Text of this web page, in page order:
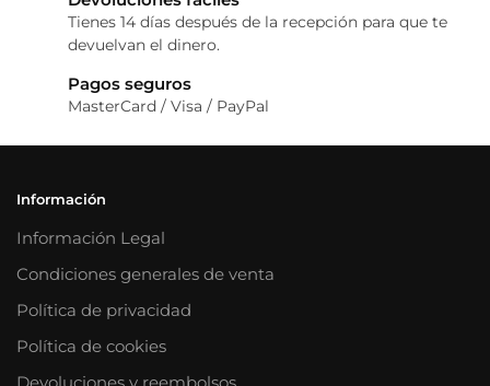
Tienes 14 días después de la recepción para que te
devuelvan el dinero.
Pagos seguros
MasterCard / Visa / PayPal
Información
Información Legal
Condiciones generales de venta
Política de privacidad
Política de cookies